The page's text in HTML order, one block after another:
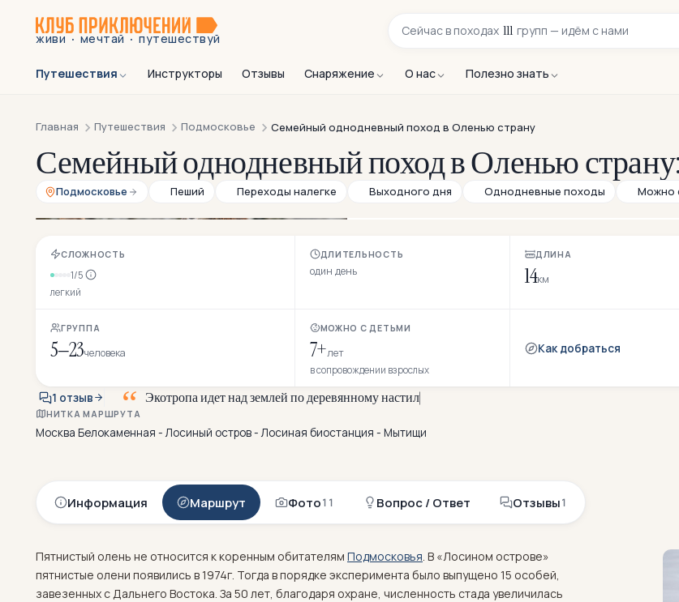
живи · мечтай · путешествуй
Сейчас в походах 111 групп — идём с нами
Путешествия Инструкторы Отзывы Снаряжение О нас Полезно знать
Главная Путешествия Подмосковье Семейный однодневный поход в Оленью страну
Семейный однодневный поход в Оленью
Подмосковье
Пеший Переходы налегке Выходного дня Однодневные походы Можно
СЛОЖНОСТЬ
1/5
легкий
ДЛИТЕЛЬНОСТЬ
один день
ДЛИНА
14км
ГРУППА
5–23человека
МОЖНО С ДЕТЬМИ
7+лет
в сопровождении взрослых
Как добраться
1 отзыв Экотропаидетнадземлейподеревянномунастилу
НИТКА МАРШРУТА
Москва Белокаменная - Лосиный остров - Лосиная биостанция - Мытищи
Информация Маршрут Фото11 Вопрос / Ответ Отзывы1
Пятнистый олень не относится к коренным обитателям Подмосковья. В «Лосином острове»
пятнистые олени появились в 1974г. Тогда в порядке эксперимента было выпущено 15 особей,
завезенных с Дальнего Востока. За 50 лет, благодаря охране, численность стада увеличилась